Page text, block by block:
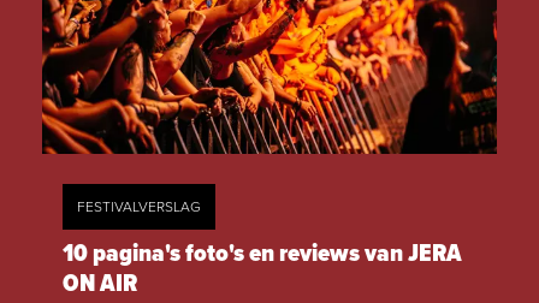
FESTIVALVERSLAG
10 pagina's foto's en reviews van JERA
ON AIR